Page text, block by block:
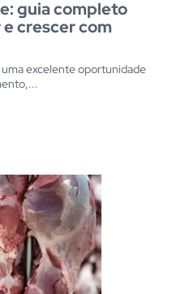
guia completo
crescer com
excelente oportunidade